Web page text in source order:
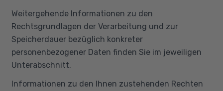
Weitergehende Informationen zu den
Rechtsgrundlagen der Verarbeitung und zur
Speicherdauer bezüglich konkreter
personenbezogener Daten finden Sie im jeweiligen
Unterabschnitt.
Informationen zu den Ihnen zustehenden Rechten